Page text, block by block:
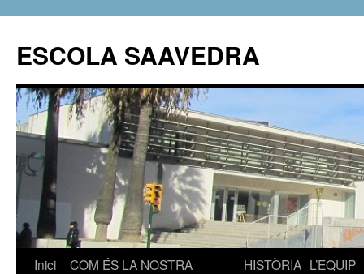
ESCOLA SAAVEDRA
Vés
Inici
COM ÉS LA NOSTRA
HISTÒRIA L’EQUIP